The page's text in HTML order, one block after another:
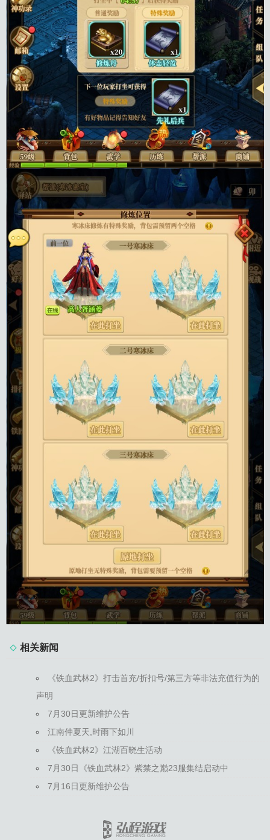
相关新闻
《铁血武林2》打击首充/折扣号/第三方等非法充值行为的
声明
7月30日更新维护公告
江南仲夏天,时雨下如川
《铁血武林2》江湖百晓生活动
7月30日《铁血武林2》紫禁之巅23服集结启动中
7月16日更新维护公告